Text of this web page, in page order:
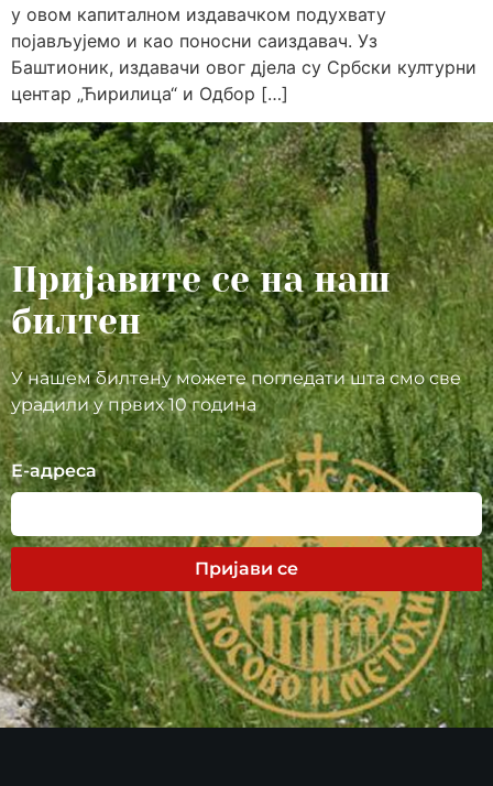
у овом капиталном издавачком подухвату
појављујемо и као поносни саиздавач. Уз
Баштионик, издавачи овог дјела су Србски културни
центар „Ћирилица“ и Одбор […]
Пријавите се на наш
билтен
У нашем билтену можете погледати шта смо све
урадили у првих 10 година
Е-адреса
Пријави се